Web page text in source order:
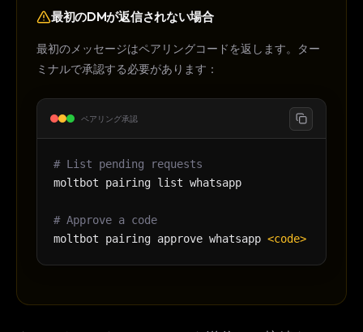
最初のDMが返信されない場合
最初のメッセージはペアリングコードを返します。ター
ミナルで承認する必要があります：
ペアリング承認
# List pending requests
moltbot pairing list whatsapp
# Approve a code
moltbot pairing approve whatsapp <code>